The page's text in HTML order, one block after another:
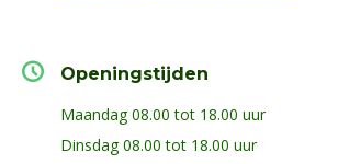
Openingstijden
Maandag 08.00 tot 18.00 uur
Dinsdag 08.00 tot 18.00 uur